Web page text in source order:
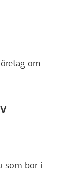
om
som bor i